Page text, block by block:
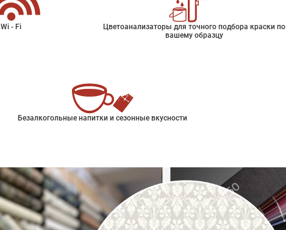
Wi - Fi
Цветоанализаторы для точного подбора краски по
вашему образцу
Безалкогольные напитки и сезонные вкусности